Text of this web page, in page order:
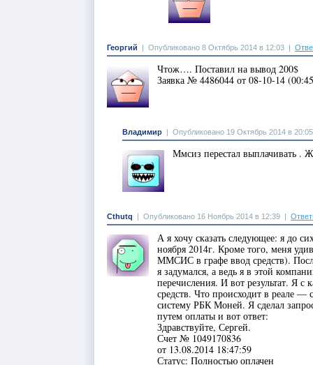
Георгий | Опубликовано 8 Октябрь 2014 в 12:03 |
Чтож…. Поставил на вывод 200$
Заявка № 4486044 от 08-10-14
Владимир | Опубликовано 19 Октябрь 2014 в 20:05
Ммсиз перестал выплачивать .
Cthutq | Опубликовано 16 Ноябрь 2014 в 12:39 |
А я хочу сказать следующее: я до
ноября 2014г. Кроме того, меня
ММСИС в графе ввод средств).
я задумался, а ведь я в этой
перечисления. И вот результат. Я
средств. Что происходит в реале —
систему РБК Моней. Я сделал
путем оплаты и вот ответ:
Здравствуйте, Сергей.
Счет № 1049170836
от 13.08.2014 18:47:59
Статус: Полностью оплачен